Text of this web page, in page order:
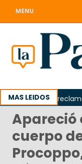
MENU
MAS LEIDOS
Odarda reclamó la
Apareció
cuerpo